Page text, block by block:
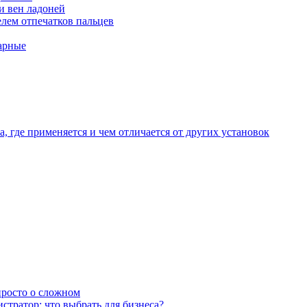
вен ладоней
отпечатков пальцев
применяется и чем отличается от других установок
о сложном
что выбрать для бизнеса?